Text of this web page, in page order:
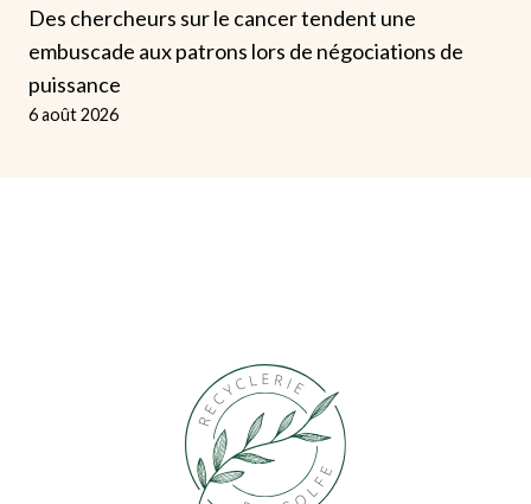
Des chercheurs sur le cancer tendent une
embuscade aux patrons lors de négociations de
puissance
6 août 2026